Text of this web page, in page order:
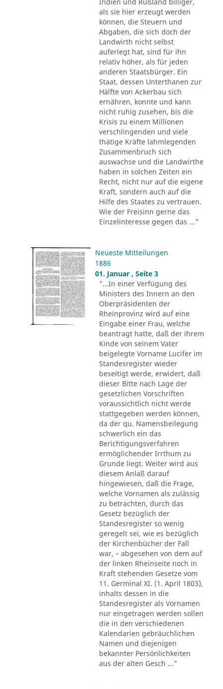
als sie hier erzeugt werden
können, die Steuern und
Abgaben, die sich doch der
Landwirth nicht selbst
auferlegt hat, sind für ihn
relativ höher, als für jeden
anderen Staatsbürger. Ein
Staat, dessen Unterthanen zur
Hälfte von Ackerbau sich
ernähren, konnte und kann
nicht ruhig zusehen, bis die
Krisis zu einem Millionen
verschlingenden und viele
thätige Kräfte lahmlegenden
Zusammenbruch sich
auswachse und die Landwirthe
haben in solchen Zeiten ein
Recht, nicht nur auf die eigene
Kraft, sondern auch auf die
Hilfe des Staates zu vertrauen.
Wie der Freisinn gerne das
Einzelinteresse gegen das ..."
Neueste Mitteilungen
1886
01. Januar , Seite 3
"...In einer Verfügung des
Ministers des Innern an den
Oberpräsidenten der
Rheinprovinz wird auf eine
Eingabe einer Frau, welche
beantragt hatte, daß der ihrem
Kinde von seinem Vater
beigelegte Vorname Lucifer im
Standesregister wieder
beseitigt werde, erwidert, daß
dieser Bitte nach Lage der
gesetzlichen Vorschriften
voraussichtlich nicht werde
stattgegeben werden können,
da der qu. Namensbeilegung
schwerlich ein das
Berichtigungsverfahren
ermöglichender Irrthum zu
Grunde liegt. Weiter wird aus
diesem Anlaß darauf
hingewiesen, daß die Frage,
welche Vornamen als zulässig
zu betrachten, durch das
Gesetz bezüglich der
Standesregister so wenig
geregelt sei, wie es bezüglich
der Kirchenbücher der Fall
war, – abgesehen von dem auf
der linken Rheinseite noch in
Kraft stehenden Gesetze vom
11. Germinal XI. (1. April 1803),
inhalts dessen in die
Standesregister als Vornamen
nur eingetragen werden sollen
die in den verschiedenen
Kalendarien gebräuchlichen
Namen und diejenigen
bekannter Persönlichkeiten
aus der alten Gesch ..."